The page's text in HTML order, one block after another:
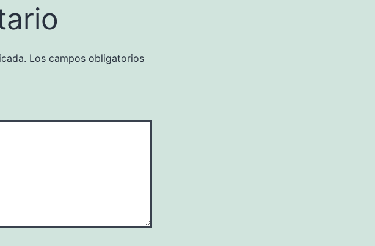
Los campos obligatorios